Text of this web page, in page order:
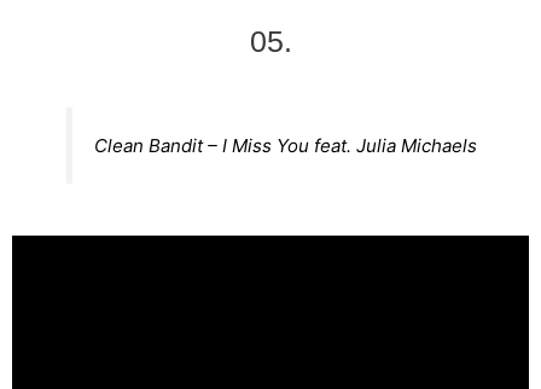
05.
Clean Bandit – I Miss You feat. Julia Michaels